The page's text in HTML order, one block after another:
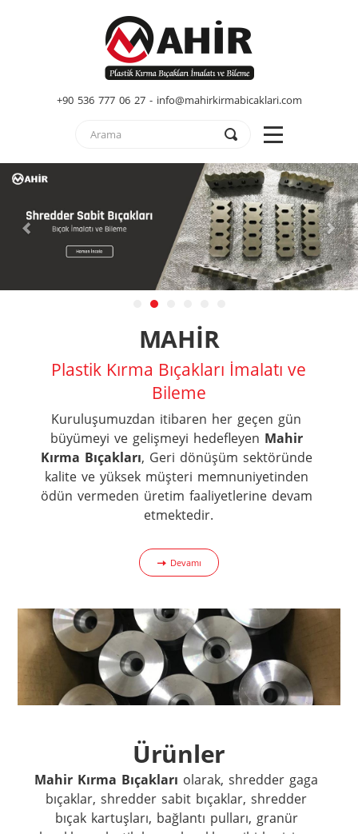
+90 536 777 06 27 - info@mahirkirmabicaklari.com
MAHİR
Plastik Kırma Bıçakları İmalatı ve
Bileme
Kuruluşumuzdan itibaren her geçen gün
büyümeyi ve gelişmeyi hedefleyen Mahir
Kırma Bıçakları, Geri dönüşüm sektöründe
kalite ve yüksek müşteri memnuniyetinden
ödün vermeden üretim faaliyetlerine devam
etmektedir.
Devamı
Ürünler
Mahir Kırma Bıçakları olarak, shredder gaga
bıçaklar, shredder sabit bıçaklar, shredder
bıçak kartuşları, bağlantı pulları, granür